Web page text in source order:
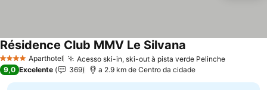
4 EstrelasAparthotel Acesso ski-in, ski-out à pista verde Pelinche
Résidence Club MMV Le Silvana
9,0 Excelente 369 a 2.9 km de Centro da cidade